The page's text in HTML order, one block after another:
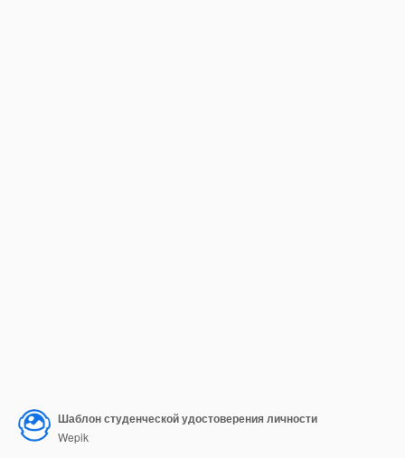
Шаблон студенческой удостоверения личности
Wepik